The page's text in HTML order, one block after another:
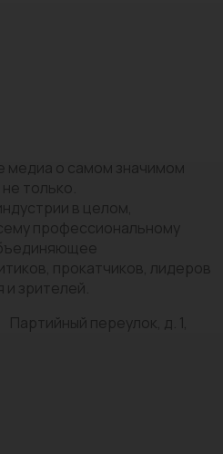
медиа о самом значимом
только.
в целом,
профессиональному
прокатчиков, лидеров
и зрителей.
Партийный переулок, д. 1,